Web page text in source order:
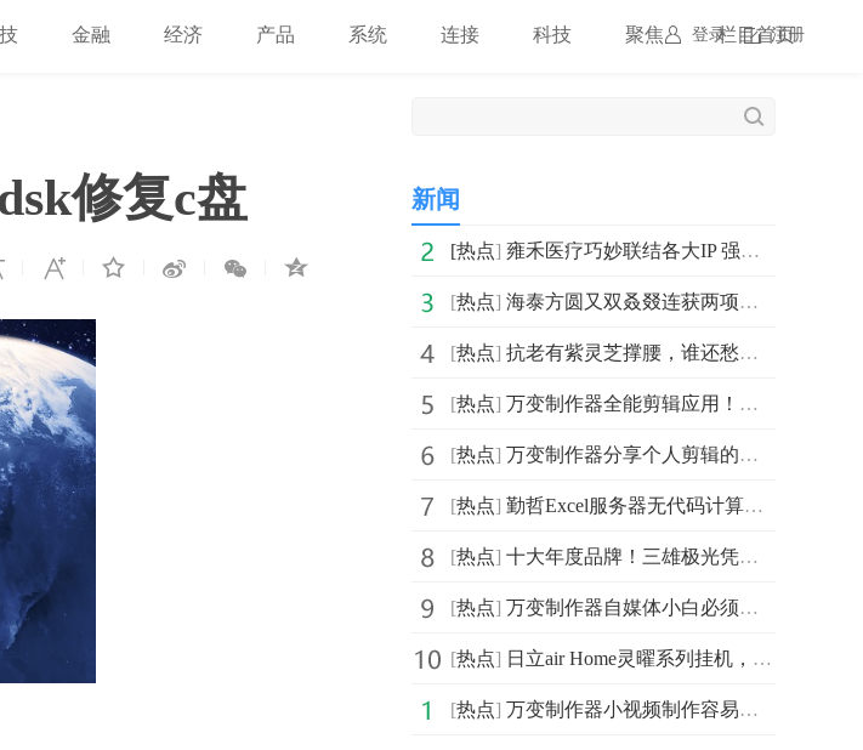
登录 注册
金融 经济 产品 系统 连接 科技 聚焦 栏目首页
修复c盘 新闻
[热点] 雍禾医疗巧妙联结各大IP 强势推出首个毛发节日IP“生
[热点] 海泰方圆又双叒叕连获两项隐私计算专利
[热点] 抗老有紫灵芝撑腰，谁还愁肌肤不够年轻呢？
[热点] 万变制作器全能剪辑应用！剪 Vlog超级棒
[热点] 万变制作器分享个人剪辑的三点经验之谈
[热点] 勤哲Excel服务器无代码计算工龄
[热点] 十大年度品牌！三雄极光凭什么又上榜?
[热点] 万变制作器自媒体小白必须要知道的后期6大剪辑技巧
[热点] 日立air Home灵曜系列挂机，净昱好空气
[热点] 万变制作器小视频制作容易上手的剪辑软件使用指南！